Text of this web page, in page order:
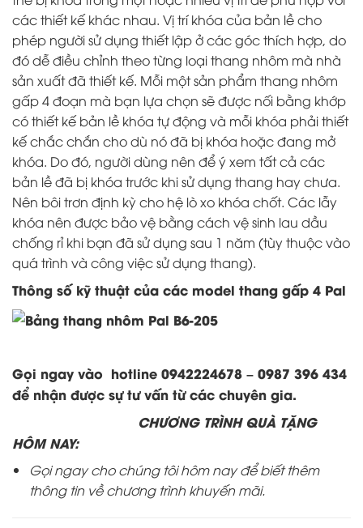
các thiết kế khác nhau. Vị trí khóa của bản lề cho
phép người sử dụng thiết lập ở các góc thích hợp, do
đó dễ điều chỉnh theo từng loại thang nhôm mà nhà
sản xuất đã thiết kế. Mỗi một sản phẩm thang nhôm
gấp 4 đoạn mà bạn lựa chọn sẽ được nối bằng khớp
có thiết kế bản lề khóa tự động và mỗi khóa phải thiết
kế chắc chắn cho dù nó đã bị khóa hoặc đang mở
khóa. Do đó, người dùng nên để ý xem tất cả các
bản lề đã bị khóa trước khi sử dụng thang hay chưa.
Nên bôi trơn định kỳ cho hệ lò xo khóa chốt. Các lẫy
khóa nên được bảo vệ bằng cách vệ sinh lau dầu
chống rỉ khi bạn đã sử dụng sau 1 năm (tùy thuộc vào
quá trình và công việc sử dụng thang).
Thông số kỹ thuật của các model thang gấp 4 Pal
Gọi ngay vào hotline 0942224678 – 0987 396 434
để nhận được sự tư vấn từ các chuyên gia.
CHƯƠNG TRÌNH QUÀ TẶNG
HÔM NAY:
Gọi ngay cho chúng tôi hôm nay để biết thêm
thông tin về chương trình khuyến mãi.